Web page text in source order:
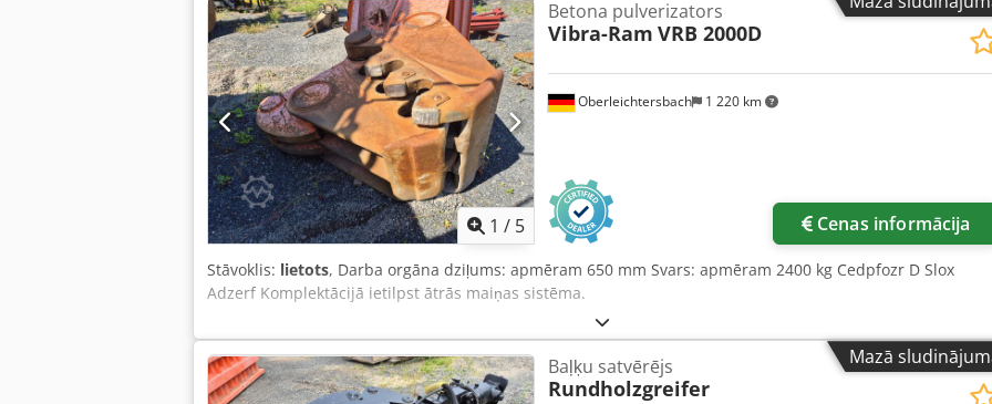
1 / 5
Oberleichtersbach 1 220 km
Betona pulverizators
Vibra-Ram VRB 2000D
Cenas informācija
Stāvoklis: lietots, Darba orgāna dziļums: apmēram 650 mm Svars: apmēram 2400 kg Cedpfozr D Slox
Adzerf Komplektācijā ietilpst ātrās maiņas sistēma.
Mazā
Baļķu satvērējs
Rundholzgreifer